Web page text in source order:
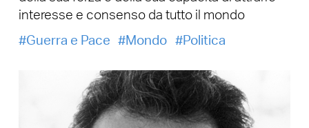
interesse e consenso da tutto il mondo
Guerra e Pace
Mondo Politica